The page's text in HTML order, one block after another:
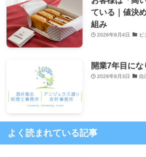
ている｜値決
組み
2026年8月4日 ビ
開業7年目にな
2026年8月3日 自
よく読まれている記事